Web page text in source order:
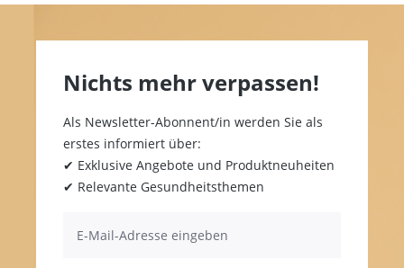
Nichts mehr verpassen!
Als Newsletter-Abonnent/in werden Sie als
erstes informiert über:
✔ Exklusive Angebote und Produktneuheiten
✔ Relevante Gesundheitsthemen